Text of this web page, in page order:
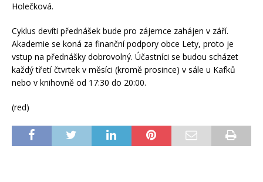
Holečková.
Cyklus devíti přednášek bude pro zájemce zahájen v září.
Akademie se koná za finanční podpory obce Lety, proto je
vstup na přednášky dobrovolný. Účastníci se budou scházet
každý třetí čtvrtek v měsíci (kromě prosince) v sále u Kafků
nebo v knihovně od 17:30 do 20:00.
(red)